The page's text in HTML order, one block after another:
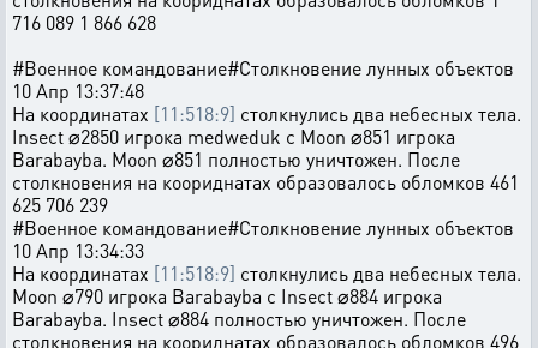
716 089 1 866 628
#Военное командование#Столкновение лунных объектов
10 Апр 13:37:48
На координатах [11:518:9] столкнулись два небесных тела.
Insect ⌀2850 игрока medweduk с Moon ⌀851 игрока
Barabayba. Moon ⌀851 полностью уничтожен. После
столкновения на коориднатах образовалось обломков 461
625 706 239
#Военное командование#Столкновение лунных объектов
10 Апр 13:34:33
На координатах [11:518:9] столкнулись два небесных тела.
Moon ⌀790 игрока Barabayba с Insect ⌀884 игрока
Barabayba. Insect ⌀884 полностью уничтожен. После
столкновения на коориднатах образовалось обломков 496